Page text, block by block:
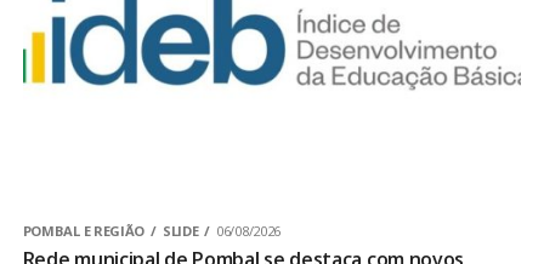
POMBAL E REGIÃO SLIDE 06/08/2026